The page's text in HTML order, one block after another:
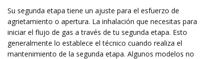
Su segunda etapa tiene un ajuste para el esfuerzo de
agrietamiento o apertura. La inhalación que necesitas para
iniciar el flujo de gas a través de tu segunda etapa. Esto
generalmente lo establece el técnico cuando realiza el
mantenimiento de la segunda etapa. Algunos modelos no